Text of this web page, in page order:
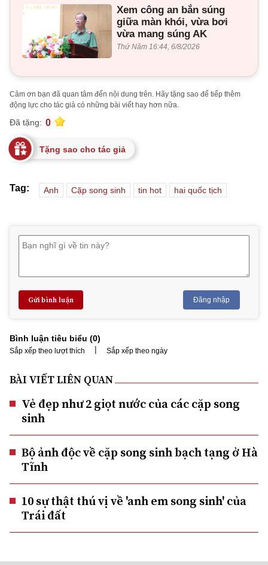
Xem công an bắn súng
giữa màn khói, vừa bơi
vừa mang súng AK
Thứ Năm 16:44, 6/8/2026
Cảm ơn bạn đã quan tâm đến nội dung trên. Hãy tặng sao để tiếp thêm
động lực cho tác giả có những bài viết hay hơn nữa.
Đã tặng: 0
Tặng sao cho tác giả
Tag: Anh Cặp song sinh tin hot hai quốc tịch
Gửi bình luận Đăng nhập
Bình luận tiêu biểu (0)
Sắp xếp theo lượt thích | Sắp xếp theo ngày
BÀI VIẾT LIÊN QUAN
Vẻ đẹp như 2 giọt nước của các cặp song
sinh
Bộ ảnh độc về cặp song sinh bạch tạng ở Hà
Tĩnh
10 sự thật thú vị về 'anh em song sinh' của
Trái đất